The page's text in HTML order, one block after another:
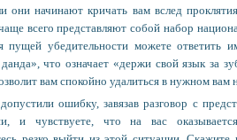
они начинают кричать вам вслед
всего представляют собой набор
убедительности можете ответить
что означает «держи свой язык за
вам спокойно удалиться в нужном вам
ошибку, завязав разговор с
и чувствуете, что на вас